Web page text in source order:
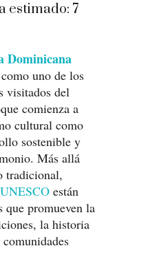
estimado: 7
Dominicana
uno de los
visitados del
comienza a
cultural como
sostenible y
Más allá
tradicional,
UNESCO están
promueven la
la historia